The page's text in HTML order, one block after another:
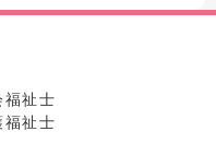
福祉士
福祉士